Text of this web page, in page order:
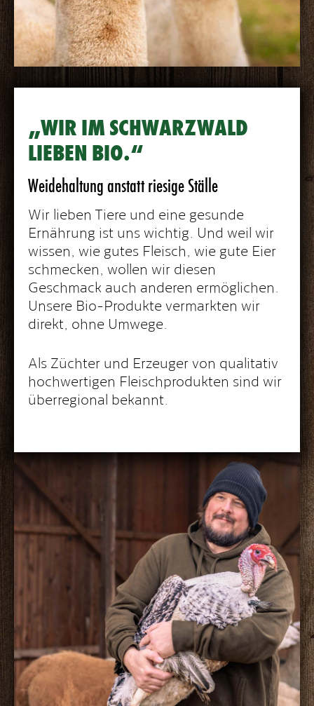
„WIR IM SCHWARZWALD
LIEBEN BIO.“
Weidehaltung anstatt riesige Ställe
Wir lieben Tiere und eine gesunde
Ernährung ist uns wichtig. Und weil wir
wissen, wie gutes Fleisch, wie gute Eier
schmecken, wollen wir diesen
Geschmack auch anderen ermöglichen.
Unsere Bio-Produkte vermarkten wir
direkt, ohne Umwege.
Als Züchter und Erzeuger von qualitativ
hochwertigen Fleischprodukten sind wir
überregional bekannt.